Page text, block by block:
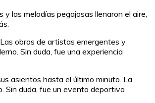
las melodías pegajosas llenaron el aire,
obras de artistas emergentes y
Sin duda, fue una experiencia
asientos hasta el último minuto. La
Sin duda, fue un evento deportivo